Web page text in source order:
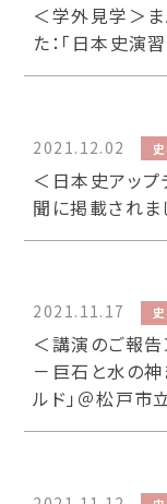
＜学外見学＞ま
た：「日本史演習
2021.12.02
＜日本史アッ
聞に掲載されま
2021.11.17
＜講演のご報
－巨石と水の神
ルド」＠松戸市